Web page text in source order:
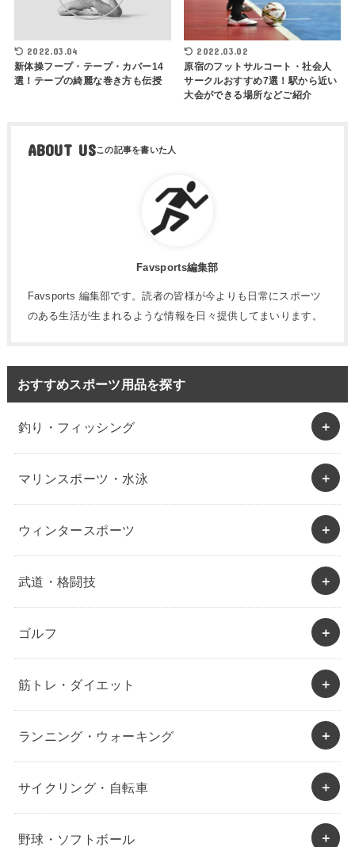
2022.03.04
新体操フープ・テープ・カバー14
選！テープの綺麗な巻き方も伝授
2022.03.02
原宿のフットサルコート・社会人
サークルおすすめ7選！駅から近い
大会ができる場所などご紹介
ABOUT US
Favsports編集部
Favsports 編集部です。読者の皆様が今よりも日常にスポーツ
のある生活が生まれるような情報を日々提供してまいります。
おすすめスポーツ用品を探す
釣り・フィッシング
マリンスポーツ・水泳
ウィンタースポーツ
武道・格闘技
ゴルフ
筋トレ・ダイエット
ランニング・ウォーキング
サイクリング・自転車
野球・ソフトボール